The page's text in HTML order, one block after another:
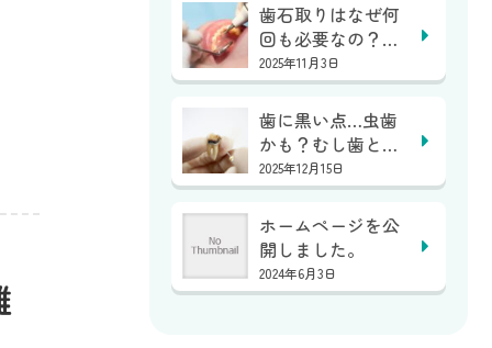
歯石取りはなぜ何
回も必要なの？１
回で終わらない？
｜...
2025年11月3日
歯に黒い点…虫歯
かも？むし歯と着
色の見分け方｜亀
岡...
2025年12月15日
ホームページを公
開しました。
2024年6月3日